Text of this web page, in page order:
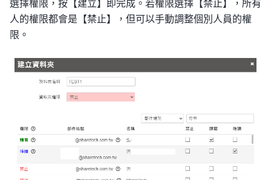
選擇權限，按【建立】即完成。若權限選擇【禁止】，所有
人的權限都會是【禁止】，但可以手動調整個別人員的權
限。